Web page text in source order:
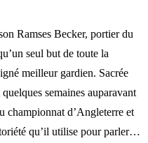
Ramses Becker, portier du
seul but de toute la
meilleur gardien. Sacrée
semaines auparavant
championnat d’Angleterre et
qu’il utilise pour parler…